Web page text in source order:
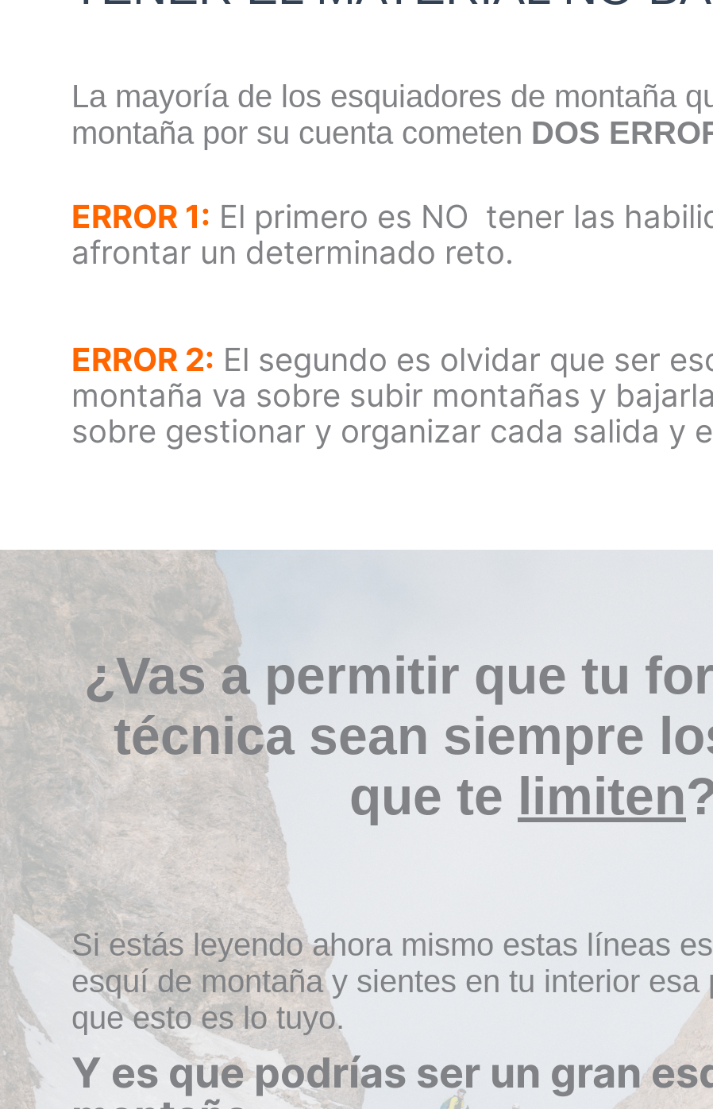
La mayoría de los esquiadores de montaña
montaña por su cuenta cometen DOS
ERROR 1: El primero es NO tener las
afrontar un determinado reto.
ERROR 2: El segundo es olvidar que ser
montaña va sobre subir montañas y
sobre gestionar y organizar cada salida y
¿Vas a permitir que tu
técnica sean siempre
que te limiten
Si estás leyendo ahora mismo estas líneas
esquí de montaña y sientes en tu interior esa
que esto es lo tuyo.
Y es que podrías ser un gran